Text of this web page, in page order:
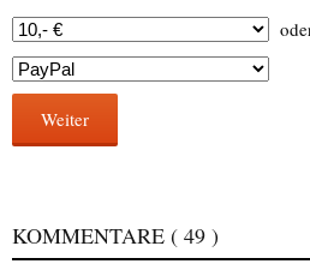
Weiter
KOMMENTARE ( 49 )